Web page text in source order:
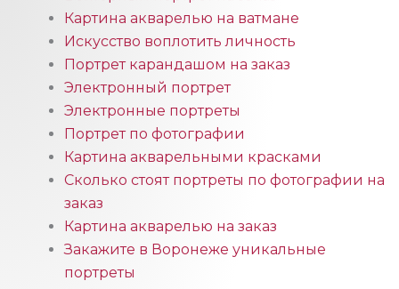
Картина акварелью на ватмане
Искусство воплотить личность
Портрет карандашом на заказ
Электронный портрет
Электронные портреты
Портрет по фотографии
Картина акварельными красками
Сколько стоят портреты по фотографии на
заказ
Картина акварелью на заказ
Закажите в Воронеже уникальные
портреты